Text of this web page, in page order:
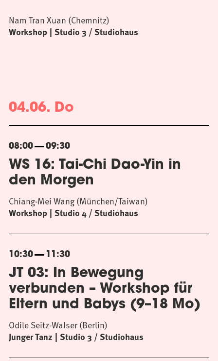
Workshop Studio 3 / Studiohaus
Nam Tran Xuan (Chemnitz)
04.06. Do
08:00 09:30
WS 16: Tai-Chi Dao-Yin in
den Morgen
Workshop Studio 4 / Studiohaus
Chiang-Mei Wang (München/Taiwan)
10:30 11:30
JT 03: In Bewegung
verbunden – Workshop für
Eltern und Babys (9–18 Mo)
Junger Tanz Studio 3 / Studiohaus
Odile Seitz-Walser (Berlin)